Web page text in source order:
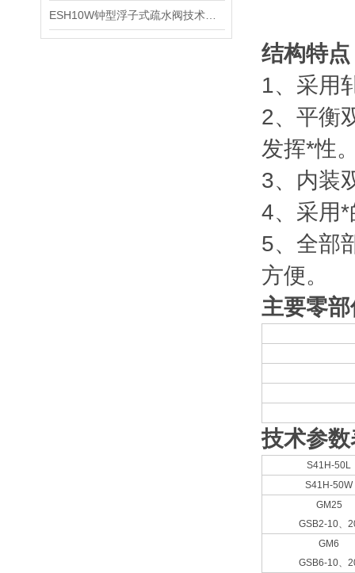
结构特点
1、采用
2、平衡
发挥*性
3、内装
4、采用
5、全部
方便。
主要零
技术参数
S41H-50L
S41H-50W
GM25
GSB2-10、
GM6
GSB6-10、